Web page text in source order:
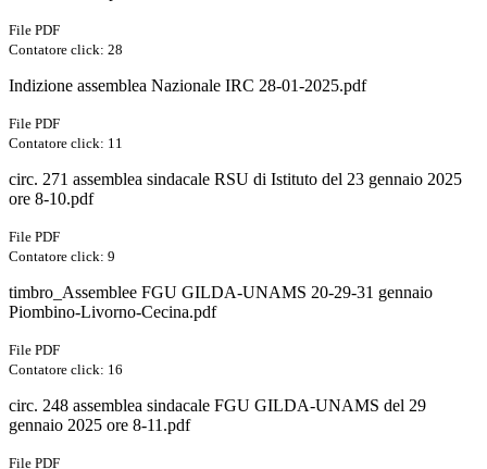
File PDF
Contatore click: 28
Indizione assemblea Nazionale IRC 28-01-2025.pdf
File PDF
Contatore click: 11
circ. 271 assemblea sindacale RSU di Istituto del 23 gennaio 2025
ore 8-10.pdf
File PDF
Contatore click: 9
timbro_Assemblee FGU GILDA-UNAMS 20-29-31 gennaio
Piombino-Livorno-Cecina.pdf
File PDF
Contatore click: 16
circ. 248 assemblea sindacale FGU GILDA-UNAMS del 29
gennaio 2025 ore 8-11.pdf
File PDF